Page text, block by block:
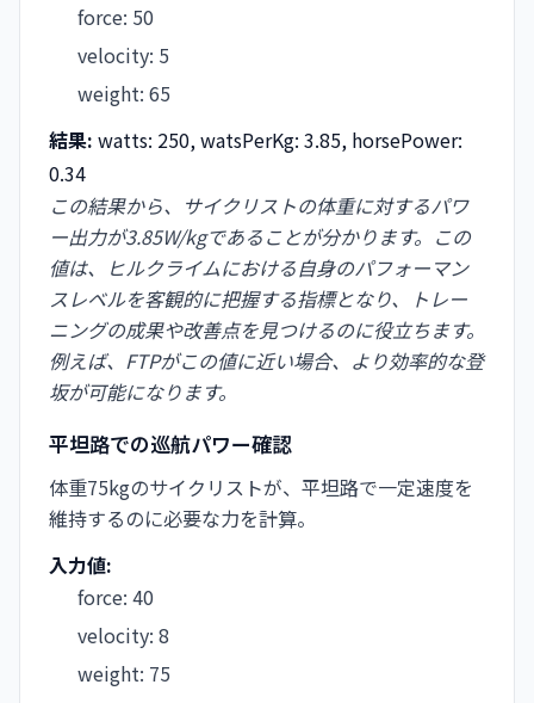
force: 50
velocity: 5
weight: 65
結果: watts: 250, watsPerKg: 3.85, horsePower:
0.34
この結果から、サイクリストの体重に対するパワ
ー出力が3.85W/kgであることが分かります。この
値は、ヒルクライムにおける自身のパフォーマン
スレベルを客観的に把握する指標となり、トレー
ニングの成果や改善点を見つけるのに役立ちます。
例えば、FTPがこの値に近い場合、より効率的な登
坂が可能になります。
平坦路での巡航パワー確認
体重75kgのサイクリストが、平坦路で一定速度を
維持するのに必要な力を計算。
入力値:
force: 40
velocity: 8
weight: 75